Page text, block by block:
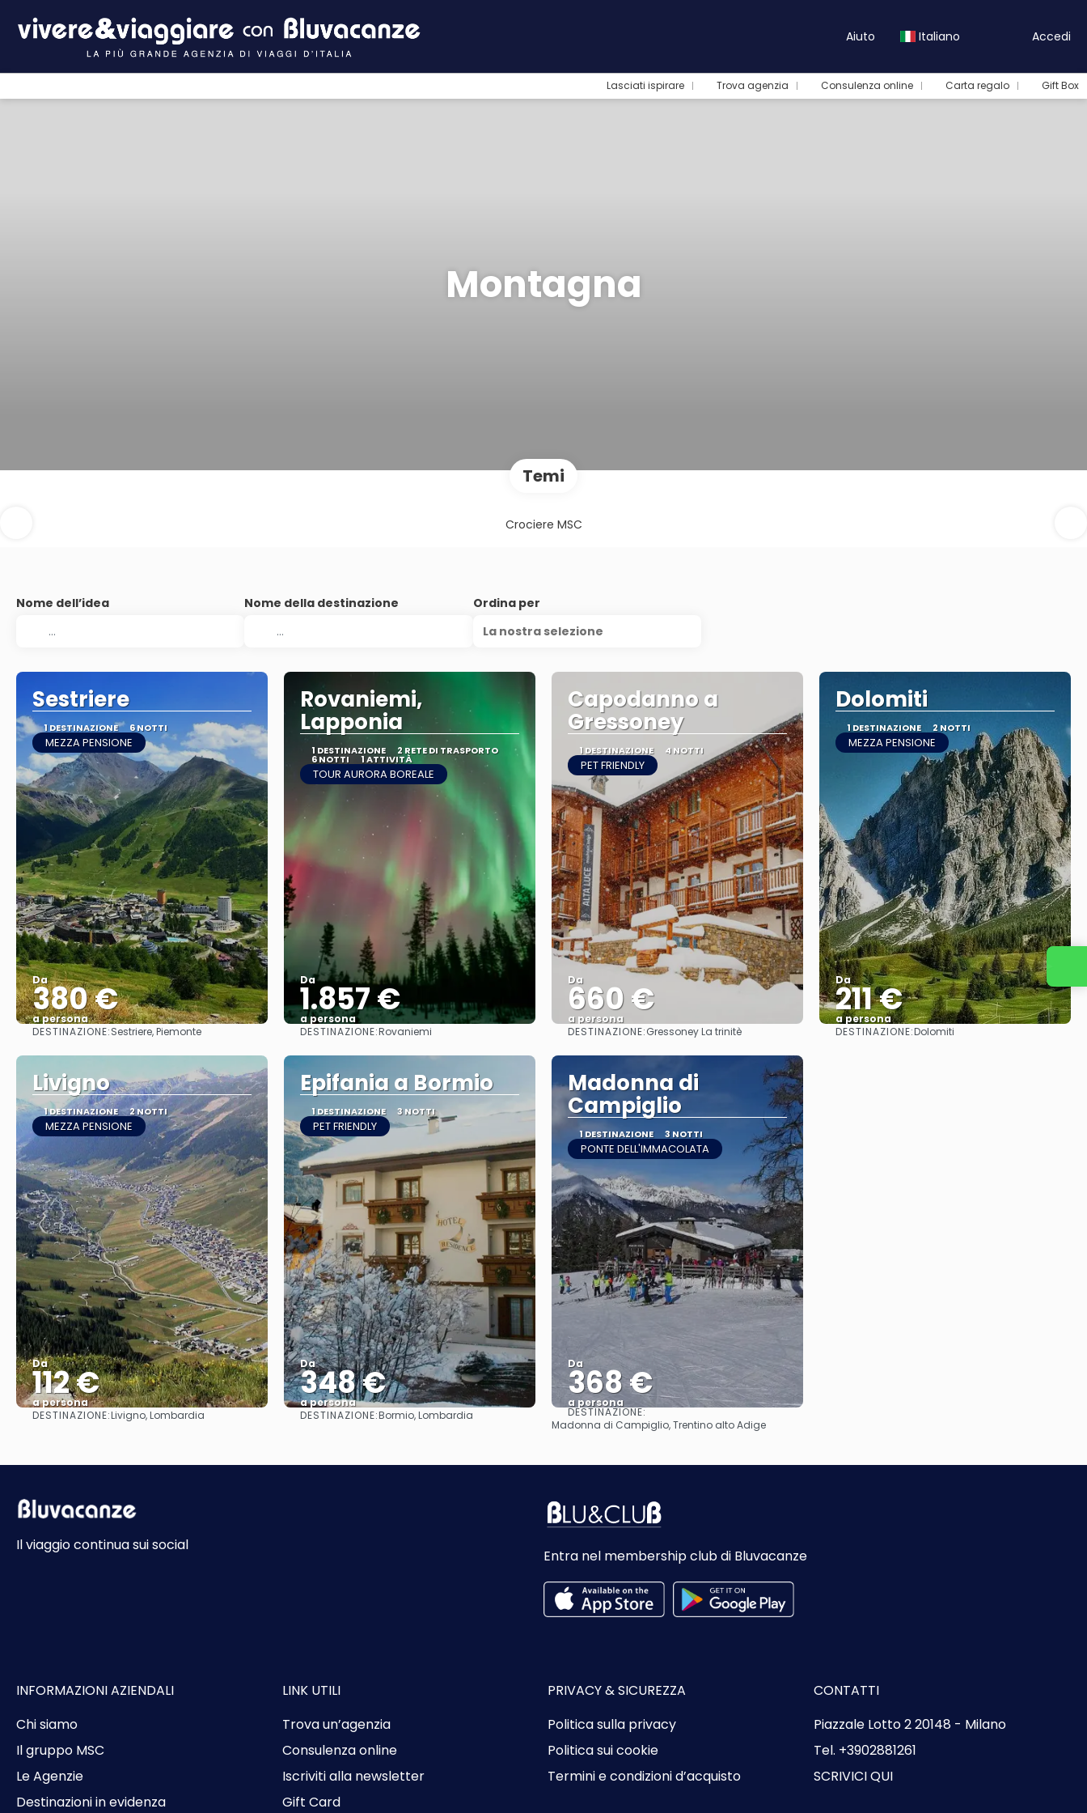
Aiuto Italiano Accedi
Lasciati ispirare Trova agenzia Consulenza online Carta regalo Gift Box
Montagna
Temi
Crociere MSC
Nome dell’idea Nome della destinazione
Ordina per
La nostra selezione
Sestriere
1 DESTINAZIONE 6 NOTTI
MEZZA PENSIONE
Da
380 €
a persona
Vedere
DESTINAZIONE:Sestriere, Piemonte
Rovaniemi,
Lapponia
1 DESTINAZIONE 2 RETE DI TRASPORTO
6 NOTTI 1 ATTIVITÀ
TOUR AURORA BOREALE
Da
1.857 €
a persona
Vedere
DESTINAZIONE:Rovaniemi
Capodanno a
Gressoney
1 DESTINAZIONE 4 NOTTI
PET FRIENDLY
Da
660 €
a persona
Vedere
DESTINAZIONE:Gressoney La trinitè
Dolomiti
1 DESTINAZIONE 2 NOTTI
MEZZA PENSIONE
Da
211 €
a persona
Vedere
DESTINAZIONE:Dolomiti
Livigno
1 DESTINAZIONE 2 NOTTI
MEZZA PENSIONE
Da
112 €
a persona
Vedere
DESTINAZIONE:Livigno, Lombardia
Epifania a Bormio
1 DESTINAZIONE 3 NOTTI
PET FRIENDLY
Da
348 €
a persona
Vedere
DESTINAZIONE:Bormio, Lombardia
Madonna di
Campiglio
1 DESTINAZIONE 3 NOTTI
PONTE DELL'IMMACOLATA
Da
368 €
a persona
Vedere
DESTINAZIONE:
Madonna di Campiglio, Trentino alto Adige
Il viaggio continua sui social
Entra nel membership club di Bluvacanze
INFORMAZIONI AZIENDALI
Chi siamo
Il gruppo MSC
Le Agenzie
Destinazioni in evidenza
LINK UTILI
Trova un’agenzia
Consulenza online
Iscriviti alla newsletter
Gift Card
PRIVACY & SICUREZZA
Politica sulla privacy
Politica sui cookie
Termini e condizioni d’acquisto
CONTATTI
Piazzale Lotto 2 20148 - Milano
Tel. +3902881261
SCRIVICI QUI
Contattaci